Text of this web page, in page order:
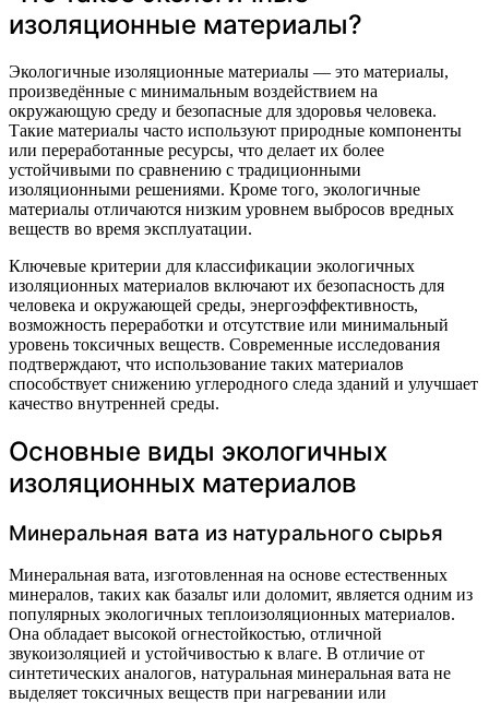
изоляционные материалы?
Экологичные изоляционные материалы — это материалы,
произведённые с минимальным воздействием на
окружающую среду и безопасные для здоровья человека.
Такие материалы часто используют природные компоненты
или переработанные ресурсы, что делает их более
устойчивыми по сравнению с традиционными
изоляционными решениями. Кроме того, экологичные
материалы отличаются низким уровнем выбросов вредных
веществ во время эксплуатации.
Ключевые критерии для классификации экологичных
изоляционных материалов включают их безопасность для
человека и окружающей среды, энергоэффективность,
возможность переработки и отсутствие или минимальный
уровень токсичных веществ. Современные исследования
подтверждают, что использование таких материалов
способствует снижению углеродного следа зданий и улучшает
качество внутренней среды.
Основные виды экологичных
изоляционных материалов
Минеральная вата из натурального сырья
Минеральная вата, изготовленная на основе естественных
минералов, таких как базальт или доломит, является одним из
популярных экологичных теплоизоляционных материалов.
Она обладает высокой огнестойкостью, отличной
звукоизоляцией и устойчивостью к влаге. В отличие от
синтетических аналогов, натуральная минеральная вата не
выделяет токсичных веществ при нагревании или